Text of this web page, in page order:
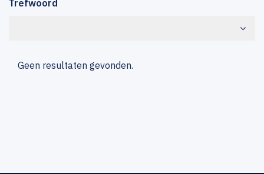
Trefwoord
Geen resultaten gevonden.